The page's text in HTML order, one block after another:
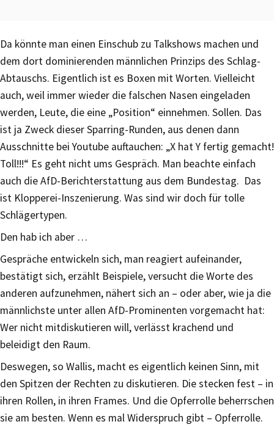
Da könnte man einen Einschub zu Talkshows machen und
dem dort dominierenden männlichen Prinzips des Schlag-
Abtauschs. Eigentlich ist es Boxen mit Worten. Vielleicht
auch, weil immer wieder die falschen Nasen eingeladen
werden, Leute, die eine „Position“ einnehmen. Sollen. Das
ist ja Zweck dieser Sparring-Runden, aus denen dann
Ausschnitte bei Youtube auftauchen: „X hat Y fertig gemacht!
Toll!!!“ Es geht nicht ums Gespräch. Man beachte einfach
auch die AfD-Berichterstattung aus dem Bundestag. Das
ist Klopperei-Inszenierung. Was sind wir doch für tolle
Schlägertypen.
Den hab ich aber …
Gespräche entwickeln sich, man reagiert aufeinander,
bestätigt sich, erzählt Beispiele, versucht die Worte des
anderen aufzunehmen, nähert sich an – oder aber, wie ja die
männlichste unter allen AfD-Prominenten vorgemacht hat:
Wer nicht mitdiskutieren will, verlässt krachend und
beleidigt den Raum.
Deswegen, so Wallis, macht es eigentlich keinen Sinn, mit
den Spitzen der Rechten zu diskutieren. Die stecken fest – in
ihren Rollen, in ihren Frames. Und die Opferrolle beherrschen
sie am besten. Wenn es mal Widerspruch gibt – Opferrolle.